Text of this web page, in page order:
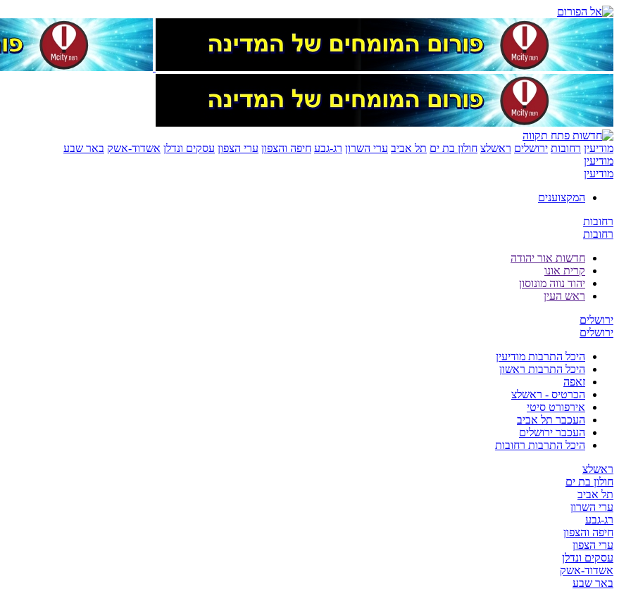
מודיעין רחובות ירושלים ראשלצ חולון בת ים תל אביב ערי השרון רג-גבע חיפה והצפון ערי הצפון עסקים ונדלן אשדוד-אשק באר שבע
מודיעין
מודיעין
המקצוענים
רחובות
רחובות
חדשות אור יהודה
קרית אונו
יהוד נווה מונוסון
ראש העין
ירושלים
ירושלים
היכל התרבות מודיעין
היכל התרבות ראשון
זאפה
הכרטיס - ראשלצ
אירפורט סיטי
העכבר תל אביב
העכבר ירושלים
היכל התרבות רחובות
ראשלצ
חולון בת ים
תל אביב
ערי השרון
רג-גבע
חיפה והצפון
ערי הצפון
עסקים ונדלן
אשדוד-אשק
באר שבע